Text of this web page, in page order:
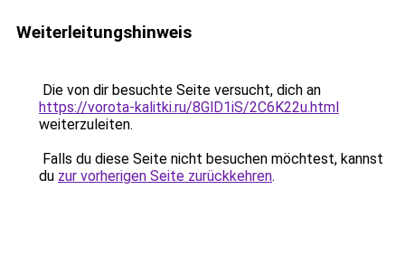
Weiterleitungshinweis
Die von dir besuchte Seite versucht, dich an
https://vorota-kalitki.ru/8GlD1iS/2C6K22u.html
weiterzuleiten.
Falls du diese Seite nicht besuchen möchtest, kannst
du zur vorherigen Seite zurückkehren.